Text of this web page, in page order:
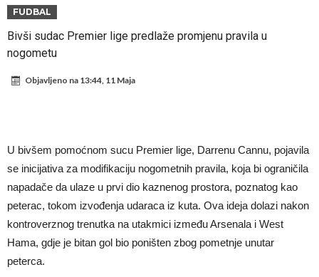
BIZARNA BORBA KOJA JE ZAPALILA INTERNET: Poznati teškaš
prihvatio najluđi izazov karijere – sam protiv šestorice (Video)
VIDEO Viralni snimak iz Urugvaja: Ispucana lopta izazvala
FUDBAL
Bivši sudac Premier lige predlaže promjenu pravila u
nogometu
Objavljeno na 13:44, 11 Maja
U bivšem pomoćnom sucu Premier lige, Darrenu Cannu, pojavila
se inicijativa za modifikaciju nogometnih pravila, koja bi ograničila
napadače da ulaze u prvi dio kaznenog prostora, poznatog kao
peterac, tokom izvođenja udaraca iz kuta. Ova ideja dolazi nakon
kontroverznog trenutka na utakmici između Arsenala i West
Hama, gdje je bitan gol bio poništen zbog pometnje unutar
peterca.